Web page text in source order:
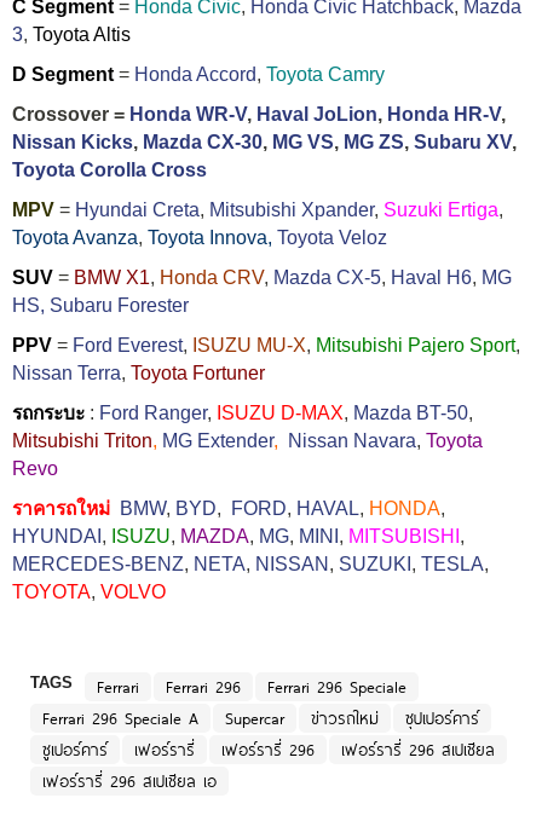
C Segment = Honda Civic, Honda Civic Hatchback, Mazda
3, Toyota Altis
D Segment = Honda Accord, Toyota Camry
Crossover = Honda WR-V, Haval JoLion, Honda HR-V,
Nissan Kicks, Mazda CX-30, MG VS, MG ZS, Subaru XV,
Toyota Corolla Cross
MPV = Hyundai Creta, Mitsubishi Xpander, Suzuki Ertiga,
Toyota Avanza, Toyota Innova, Toyota Veloz
SUV = BMW X1, Honda CRV, Mazda CX-5, Haval H6, MG
HS, Subaru Forester
PPV = Ford Everest, ISUZU MU-X, Mitsubishi Pajero Sport,
Nissan Terra, Toyota Fortuner
รถกระบะ : Ford Ranger, ISUZU D-MAX, Mazda BT-50,
Mitsubishi Triton, MG Extender, Nissan Navara, Toyota
Revo
ราคารถใหม่ BMW, BYD, FORD, HAVAL, HONDA,
HYUNDAI , ISUZU, MAZDA, MG, MINI , MITSUBISHI ,
MERCEDES-BENZ, NETA, NISSAN , SUZUKI , TESLA,
TOYOTA, VOLVO
TAGS Ferrari Ferrari 296
Ferrari 296 Speciale
Ferrari 296 Speciale A
Supercar ข่าวรถใหม่
ซุปเปอร์คาร์
ซูเปอร์คาร์
เฟอร์รารี่ เฟอร์รารี่ 296
เฟอร์รารี่ 296 สเปเชียล
เฟอร์รารี่ 296 สเปเชียล เอ